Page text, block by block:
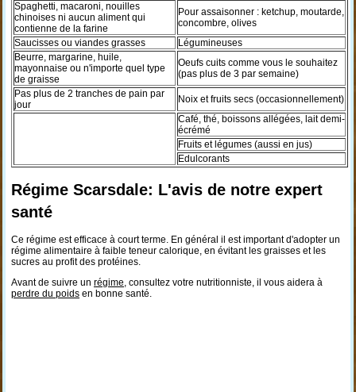
Spaghetti, macaroni, nouilles
chinoises ni aucun aliment qui
contienne de la farine
Pour assaisonner : ketchup, moutarde,
concombre, olives
Saucisses ou viandes grasses
Légumineuses
Beurre, margarine, huile,
mayonnaise ou n'importe quel type
de graisse
Oeufs cuits comme vous le souhaitez
(pas plus de 3 par semaine)
Pas plus de 2 tranches de pain par
jour
Noix et fruits secs (occasionnellement)
Café, thé, boissons allégées, lait demi-
écrémé
Fruits et légumes (aussi en jus)
Edulcorants
Régime Scarsdale: L'avis de notre expert
santé
Ce régime est efficace à court terme. En général il est important d'adopter un
régime alimentaire à faible teneur calorique, en évitant les graisses et les
sucres au profit des protéines.
Avant de suivre un régime, consultez votre nutritionniste, il vous aidera à
perdre du poidsen bonne santé.